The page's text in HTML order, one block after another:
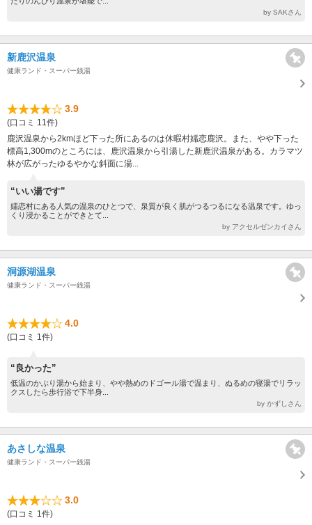
by SAKさん
新鹿沢温泉
健康ランド・スーパー銭湯
3.9
(口コミ 11件)
鹿沢温泉から2kmほど下った所にあるのは休暇村嬬恋鹿沢。また、やや下った
標高1,300mのところには、鹿沢温泉から引湯した新鹿沢温泉がある。カラマツ
林が広がったゆるやかな斜面に湯...
“いい湯です”
嬬恋村にある人気の温泉のひとつで、泉質が良く肌がつるつるになる温泉です。ゆっ
くり浸かることができとて...
by アクセルゼンカイさん
洞源湖温泉
健康ランド・スーパー銭湯
4.0
(口コミ 1件)
“良かった”
低温のかぶり湯から始まり、やや熱めのドゴール湯で温まり、ぬるめの寝湯でリラッ
クスしたら歩行浴で下半身...
by かずしさん
あさしな温泉
健康ランド・スーパー銭湯
3.0
(口コミ 1件)